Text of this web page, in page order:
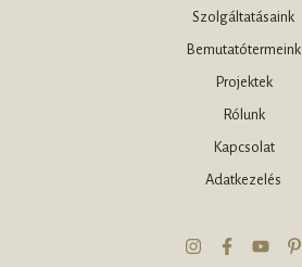
Szolgáltatásaink
Bemutatótermeink
Projektek
Rólunk
Kapcsolat
Adatkezelés